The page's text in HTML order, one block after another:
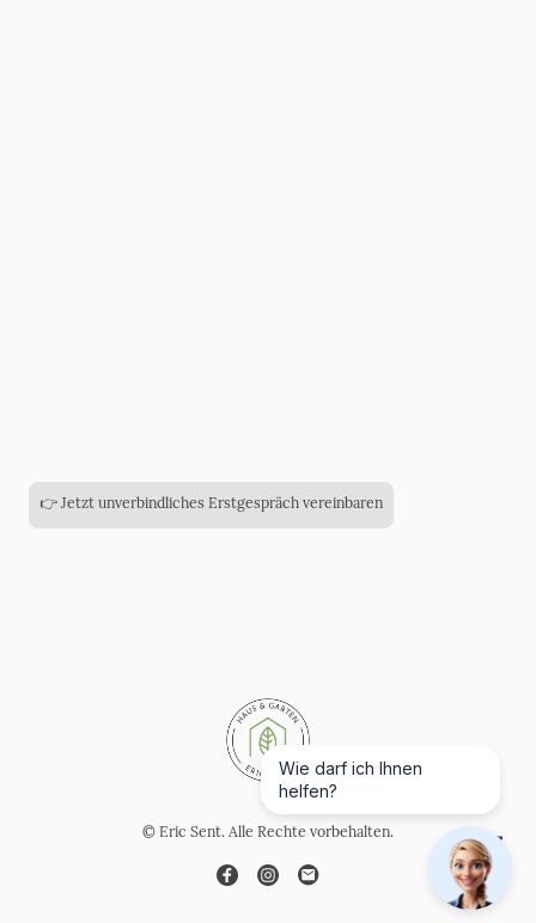
👉 Jetzt unverbindliches Erstgespräch vereinbaren
© Eric Sent. Alle Rechte vorbehalten.
Wie darf ich Ihnen
helfen?